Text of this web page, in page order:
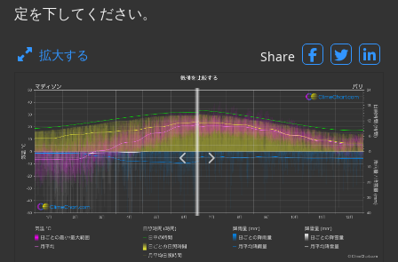
定を下してください。
拡大する Share